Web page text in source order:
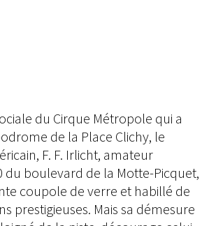
du Cirque Métropole qui a
de la Place Clichy, le
F. F. Irlicht, amateur
du boulevard de la Motte-Picquet,
coupole de verre et habillé de
prestigieuses. Mais sa démesure